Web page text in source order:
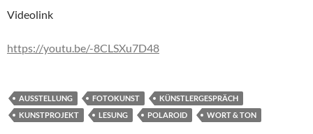
Videolink
https://youtu.be/-8CLSXu7D48
AUSSTELLUNG FOTOKUNST
KÜNSTLERGESPRÄCH
KUNSTPROJEKT
LESUNG POLAROID WORT & TON